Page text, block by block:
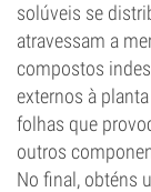
solúveis se
atravessam a
compostos
externos à
folhas que
outros
No final, obténs